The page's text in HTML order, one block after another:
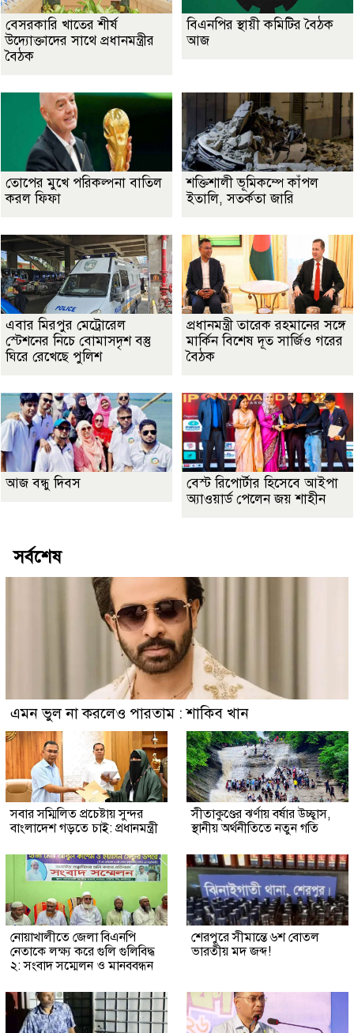
বেসরকারি খাতের শীর্ষ
উদ্যোক্তাদের সাথে প্রধানমন্ত্রীর
বৈঠক
বিএনপির স্থায়ী কমিটির বৈঠক
আজ
তোপের মুখে পরিকল্পনা বাতিল
করল ফিফা
শক্তিশালী ভূমিকম্পে কাঁপল
ইতালি, সতর্কতা জারি
এবার মিরপুর মেট্রোরেল
স্টেশনের নিচে বোমাসদৃশ বস্তু
ঘিরে রেখেছে পুলিশ
প্রধানমন্ত্রী তারেক রহমানের সঙ্গে
মার্কিন বিশেষ দূত সার্জিও গরের
বৈঠক
আজ বন্ধু দিবস
বেস্ট রিপোর্টার হিসেবে আইপা
অ্যাওয়ার্ড পেলেন জয় শাহীন
সর্বশেষ
এমন ভুল না করলেও পারতাম : শাকিব খান
সবার সম্মিলিত প্রচেষ্টায় সুন্দর
বাংলাদেশ গড়তে চাই: প্রধানমন্ত্রী
সীতাকুণ্ডের ঝর্ণায় বর্ষার উচ্ছ্বাস,
স্থানীয় অর্থনীতিতে নতুন গতি
নোয়াখালীতে জেলা বিএনপি
নেতাকে লক্ষ্য করে গুলি গুলিবিদ্ধ
২: সংবাদ সম্মেলন ও মানববন্ধন
শেরপুরে সীমান্তে ৬শ বোতল
ভারতীয় মদ জব্দ!